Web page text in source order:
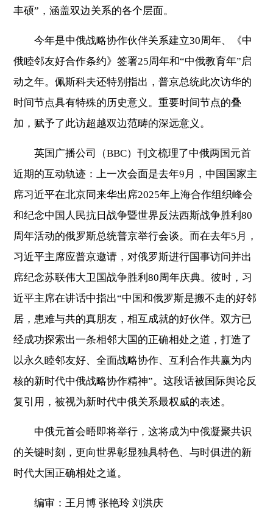
丰硕”，涵盖双边关系的各个层面。
今年是中俄战略协作伙伴关系建立30周年、《中
俄睦邻友好合作条约》签署25周年和“中俄教育年”启
动之年。佩斯科夫还特别指出，普京总统此次访华的
时间节点具有特殊的历史意义。重要时间节点的叠
加，赋予了此访超越双边范畴的深远意义。
英国广播公司（BBC）刊文梳理了中俄两国元首
近期的互动轨迹：上一次会面是去年9月，中国国家主
席习近平在北京同来华出席2025年上海合作组织峰会
和纪念中国人民抗日战争暨世界反法西斯战争胜利80
周年活动的俄罗斯总统普京举行会谈。而在去年5月，
习近平主席应普京邀请，对俄罗斯进行国事访问并出
席纪念苏联伟大卫国战争胜利80周年庆典。彼时，习
近平主席在讲话中指出“中国和俄罗斯是搬不走的好邻
居，患难与共的真朋友，相互成就的好伙伴。双方已
经成功探索出一条相邻大国的正确相处之道，打造了
以永久睦邻友好、全面战略协作、互利合作共赢为内
核的新时代中俄战略协作精神”。这段话被国际舆论反
复引用，被视为新时代中俄关系最权威的表述。
中俄元首会晤即将举行，这将成为中俄凝聚共识
的关键时刻，更向世界彰显独具特色、与时俱进的新
时代大国正确相处之道。
编审：王月博 张艳玲 刘洪庆